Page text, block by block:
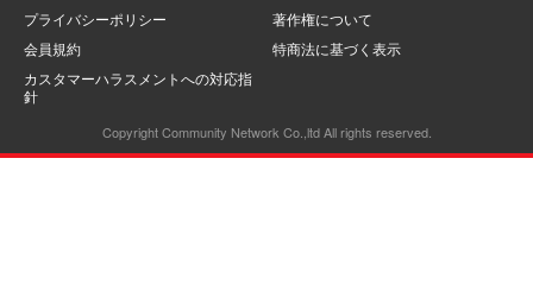
プライバシーポリシー
著作権について
会員規約
特商法に基づく表示
カスタマーハラスメントへの対応指
針
Copyright Community Network Co.,ltd All rights reserved.